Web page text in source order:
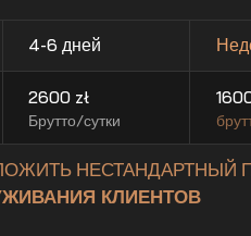
4-6 дней
2600zł
Брутто/сутки
КЛИЕНТОВ